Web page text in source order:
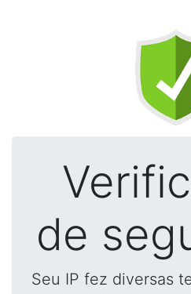
de
Seu IP fez diversas